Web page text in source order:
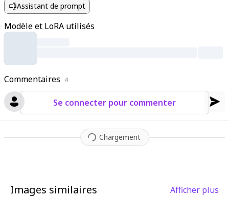
Commentaires 4
Se connecter pour commenter
Chargement
id skirt with floral embroidery along the hem that flows slightl
nd red tulips. She is surrounded by a lush garden of plants and
yside atmosphere
Assistant de prompt
Modèle et LoRA utilisés
Images similaires Afficher plus